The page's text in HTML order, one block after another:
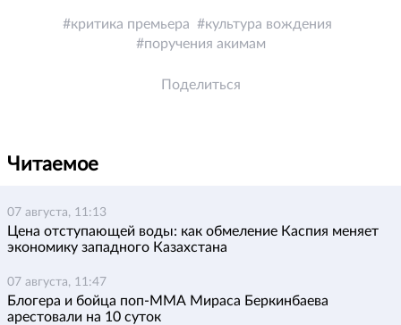
критика премьера
культура вождения
поручения акимам
Поделиться
Читаемое
07 августа, 11:13
Цена отступающей воды: как обмеление Каспия меняет
экономику западного Казахстана
07 августа, 11:47
Блогера и бойца поп-ММА Мираса Беркинбаева
арестовали на 10 суток